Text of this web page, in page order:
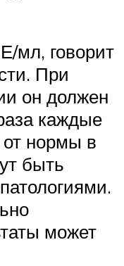
говорит
При
он должен
каждые
нормы в
быть
может